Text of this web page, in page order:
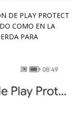
DE PLAY PROTECT
COMO EN LA
PARA